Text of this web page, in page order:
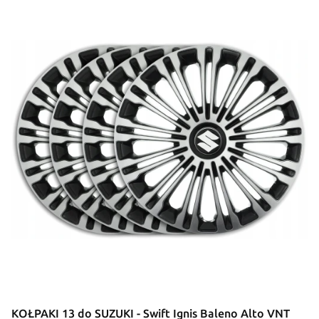
KOŁPAKI 13 do SUZUKI - Swift Ignis Baleno Alto VNT